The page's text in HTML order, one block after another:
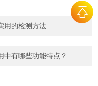
用的检测方法
中有哪些功能特点？